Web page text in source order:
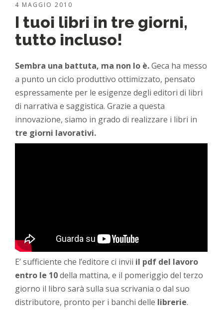
4 MAGGIO 2010
I tuoi libri in tre giorni,
tutto incluso!
Sembra una battuta, ma non lo è.Geca ha messo
a punto un ciclo produttivo ottimizzato, pensato
espressamente per le esigenze degli editori di libri
di narrativa e saggistica. Grazie a questa
innovazione, siamo in grado di realizzare i libri in
tre giorni lavorativi.
E’ sufficiente che l’editore ci invii il pdf del lavoro
entro le 10della mattina, e il pomeriggio del terzo
giorno il libro sarà sulla sua scrivania o dal suo
distributore, pronto per i banchi delle librerie.